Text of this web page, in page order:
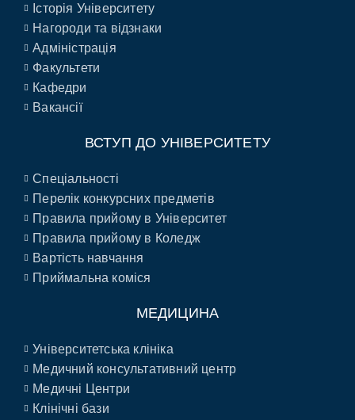
Історія Університету
Нагороди та відзнаки
Адміністрація
Факультети
Кафедри
Вакансії
ВСТУП ДО УНІВЕРСИТЕТУ
Спеціальності
Перелік конкурсних предметів
Правила прийому в Університет
Правила прийому в Коледж
Вартість навчання
Приймальна коміся
МЕДИЦИНА
Університетська клініка
Медичний консультативний центр
Медичні Центри
Клінічні бази